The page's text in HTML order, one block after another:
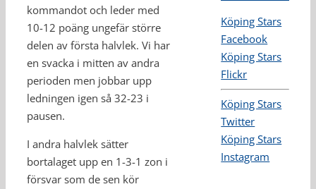
kommandot och leder med
10-12 poäng ungefär större
delen av första halvlek. Vi har
en svacka i mitten av andra
perioden men jobbar upp
ledningen igen så 32-23 i
pausen.
I andra halvlek sätter
bortalaget upp en 1-3-1 zon i
försvar som de sen kör
Köping Stars
Facebook
Köping Stars
Flickr
Köping Stars
Twitter
Köping Stars
Instagram